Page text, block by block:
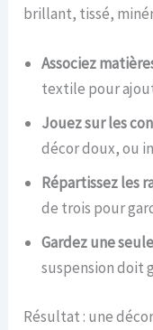
brillant, tissé,
Associez
textile pour
Jouez sur les
décor doux, ou
Répartissez les
de trois pour
Gardez une
suspension doit
Résultat : une